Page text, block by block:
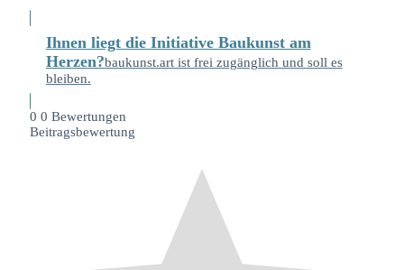
Ihnen liegt die Initiative Baukunst am
Herzen?baukunst.art ist frei zugänglich und soll es
bleiben.
0 0 Bewertungen
Beitragsbewertung